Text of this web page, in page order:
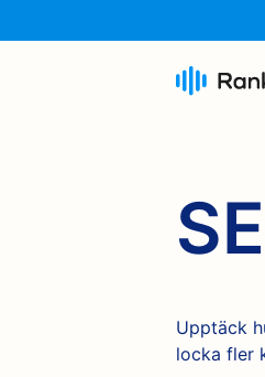
Upptäck
locka fler